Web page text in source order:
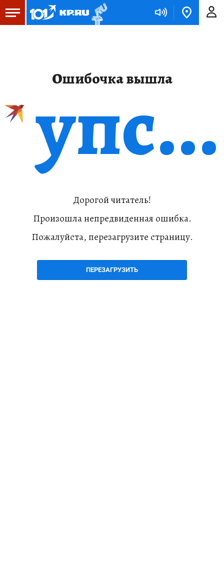
Ошибочка вышла
упс...
Дорогой читатель!
Произошла непредвиденная ошибка.
Пожалуйста, перезагрузите страницу.
ПЕРЕЗАГРУЗИТЬ